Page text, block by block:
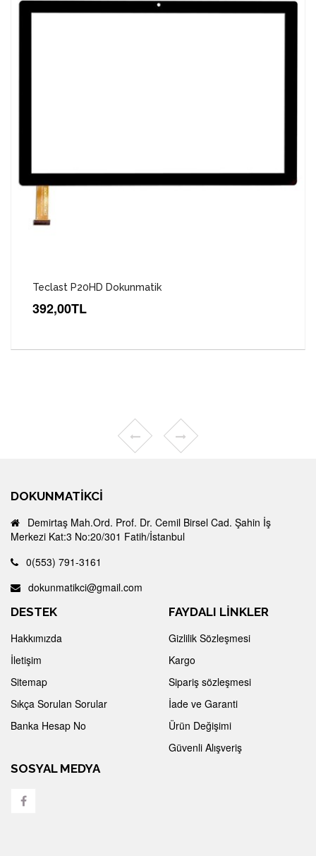
Teclast P20HD Dokunmatik
392,00TL
DOKUNMATIKCI
Demirtaş Mah.Ord. Prof. Dr. Cemil Birsel Cad. Şahin İş
Merkezi Kat:3 No:20/301 Fatih/İstanbul
0(553) 791-3161
dokunmatikci@gmail.com
DESTEK
Hakkımızda
İletişim
Sitemap
Sıkça Sorulan Sorular
Banka Hesap No
FAYDALI LİNKLER
Gizlilik Sözleşmesi
Kargo
Sipariş sözleşmesi
İade ve Garanti
Ürün Değişimi
Güvenli Alışveriş
SOSYAL MEDYA